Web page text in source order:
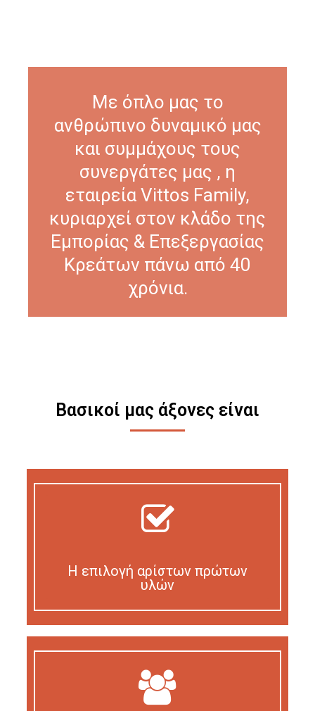
Με όπλο μας το
ανθρώπινο δυναμικό μας
και συμμάχους τους
συνεργάτες μας , η
εταιρεία Vittos Family,
κυριαρχεί στον κλάδο της
Εμπορίας & Επεξεργασίας
Κρεάτων πάνω από 40
χρόνια.
Βασικοί μας άξονες είναι
Η επιλογή αρίστων πρώτων
υλών